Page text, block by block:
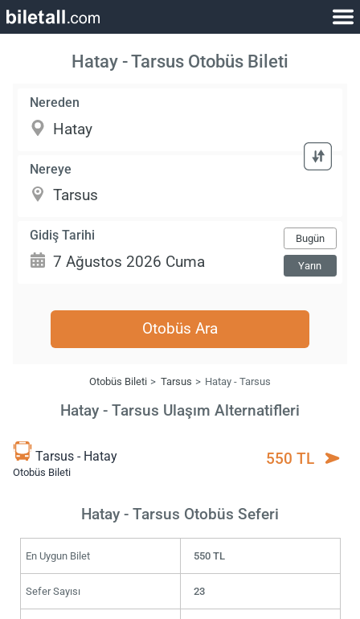
Hatay - Tarsus Otobüs Bileti
Nereden
Nereye
Gidiş Tarihi Bugün
Yarın
Otobüs Ara
Otobüs Bileti Tarsus Hatay - Tarsus
Hatay - Tarsus Ulaşım Alternatifleri
Tarsus - Hatay
Otobüs Bileti
550 TL
Hatay - Tarsus Otobüs Seferi
En Uygun Bilet 550 TL
Sefer Sayısı 23